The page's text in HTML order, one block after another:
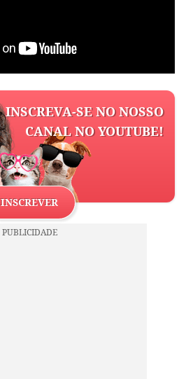
INSCREVA-SE NO NOSSO
CANAL NO YOUTUBE!
INSCREVER